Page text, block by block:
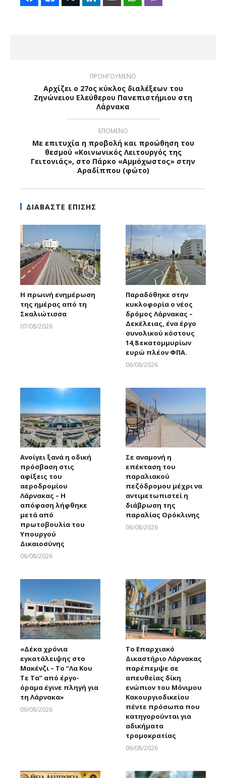
ΠΡΟΗΓΟΥΜΕΝΟ
Αρχίζει ο 27ος κύκλος διαλέξεων του
Ζηνώνειου Ελεύθερου Πανεπιστήμιου στη
Λάρνακα
ΕΠΟΜΕΝΟ
Mε επιτυχία η προβολή και προώθηση του
θεσμού «Κοινωνικός Λειτουργός της
Γειτονιάς», στο Πάρκο «Αμμόχωστος» στην
Αραδίππου (φώτο)
ΔΙΑΒΑΣΤΕ ΕΠΙΣΗΣ
Η πρωινή ενημέρωση
της ημέρας από τη
Σκαλιώτισσα
07/08/2026
Παραδόθηκε στην
κυκλοφορία ο νέος
δρόμος Λάρνακας –
Δεκέλειας, ένα έργο
συνολικού κόστους
14,8 εκατομμυρίων
ευρώ πλέον ΦΠΑ.
06/08/2026
Ανοίγει ξανά η οδική
πρόσβαση στις
αφίξεις του
αεροδρομίου
Λάρνακας – Η
απόφαση λήφθηκε
μετά από
πρωτοβουλία του
Υπουργού
Δικαιοσύνης
06/08/2026
Σε αναμονή η
επέκταση του
παραλιακού
πεζόδρομου μέχρι να
αντιμετωπιστεί η
διάβρωση της
παραλίας Ορόκλινης
06/08/2026
«Δέκα χρόνια
εγκατάλειψης στο
Μακένζι – Το “Λα Κου
Τε Τα” από έργο-
όραμα έγινε πληγή για
τη Λάρνακα»
06/08/2026
Το Επαρχιακό
Δικαστήριο Λάρνακας
παρέπεμψε σε
απευθείας δίκη
ενώπιον του Μόνιμου
Κακουργιοδικείου
πέντε πρόσωπα που
κατηγορούνται για
αδικήματα
τρομοκρατίας
06/08/2026